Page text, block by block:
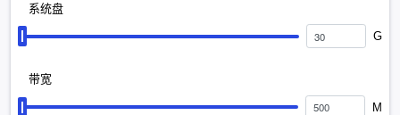
系统盘
G
带宽
M